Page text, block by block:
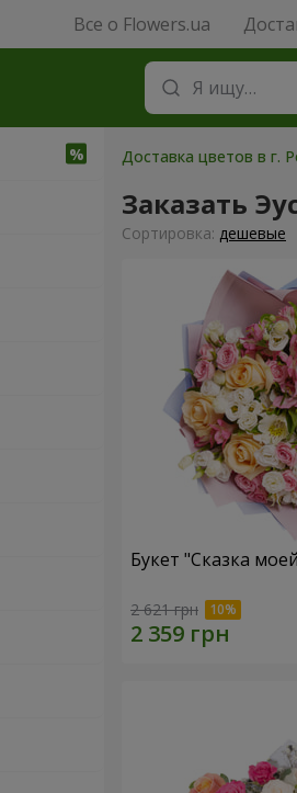
Все о Flowers.ua
Доставка цветов в г.
Заказать
Cортировка: дешевые
Букет "Сказка
2 621 грн